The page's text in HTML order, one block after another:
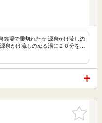
銭湯で乗切れた☆ 源泉かけ流しの
泉かけ流しのぬる湯に２０分を…
お気に入
りに追加